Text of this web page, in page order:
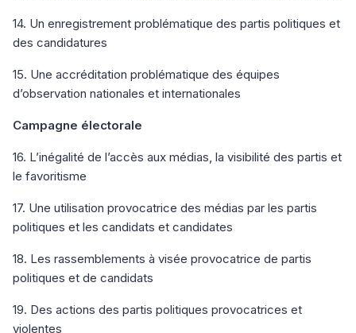
14. Un enregistrement problématique des partis politiques et
des candidatures
15. Une accréditation problématique des équipes
d’observation nationales et internationales
Campagne électorale
16. L’inégalité de l’accès aux médias, la visibilité des partis et
le favoritisme
17. Une utilisation provocatrice des médias par les partis
politiques et les candidats et candidates
18. Les rassemblements à visée provocatrice de partis
politiques et de candidats
19. Des actions des partis politiques provocatrices et
violentes